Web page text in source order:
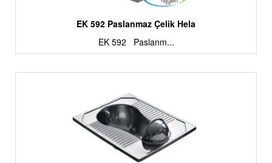
EK 592 Paslanmaz Çelik Hela
EK 592 Paslanm...